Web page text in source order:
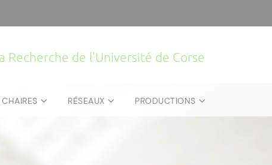
Recherche de l'Université de Corse
CHAIRES RÉSEAUX PRODUCTIONS